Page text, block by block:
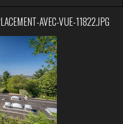
AVEC-VUE-11822.JPG